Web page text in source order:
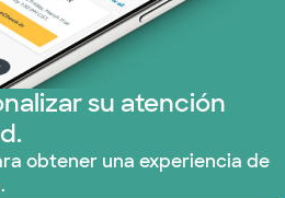
(33 planes)
su atención
obtener una experiencia de